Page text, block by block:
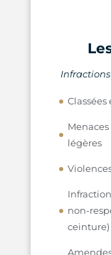
légères
non-
ceinture)